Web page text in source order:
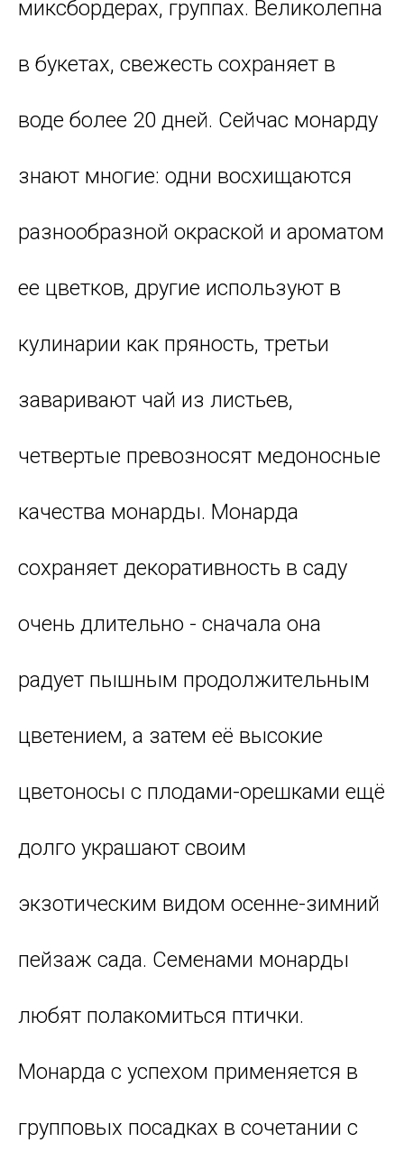
миксбордерах, группах. Великолепна
в букетах, свежесть сохраняет в
воде более 20 дней. Сейчас монарду
знают многие: одни восхищаются
разнообразной окраской и ароматом
ее цветков, другие используют в
кулинарии как пряность, третьи
заваривают чай из листьев,
четвертые превозносят медоносные
качества монарды. Монарда
сохраняет декоративность в саду
очень длительно - сначала она
радует пышным продолжительным
цветением, а затем её высокие
цветоносы с плодами-орешками ещё
долго украшают своим
экзотическим видом осенне-зимний
пейзаж сада. Семенами монарды
любят полакомиться птички.
Монарда с успехом применяется в
групповых посадках в сочетании с